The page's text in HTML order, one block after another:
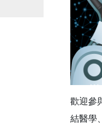
歡迎參
結醫學